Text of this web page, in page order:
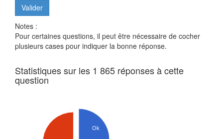
Notes :
Pour certaines questions, il peut être nécessaire de cocher
plusieurs cases pour indiquer la bonne réponse.
Statistiques sur les 1 865 réponses à cette
question
Ok